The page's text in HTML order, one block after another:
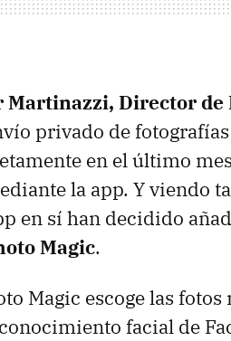
Martinazzi, Director de
privado de
en el último
la app. Y viendo
en sí han decidido
Magic.
Magic escoge las
facial de